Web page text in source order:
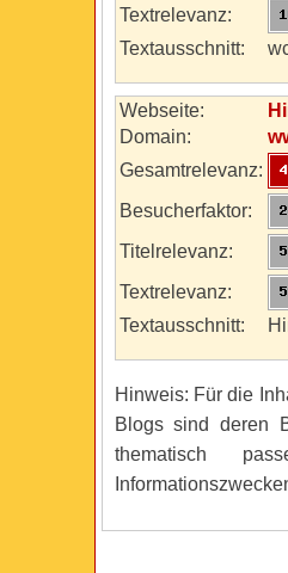
Textrelevanz:
Textausschnitt:
Webseite:
Domain:
Gesamtrelevanz:
Besucherfaktor:
Titelrelevanz:
Textrelevanz:
Textausschnitt:
Hinweis: Für die
Blogs sind deren
thematisch